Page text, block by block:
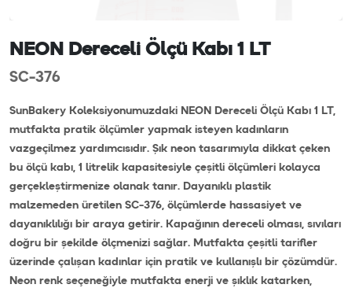
NEON Dereceli Ölçü Kabı 1 LT
SC-376
SunBakery Koleksiyonumuzdaki NEON Dereceli Ölçü Kabı 1 LT,
mutfakta pratik ölçümler yapmak isteyen kadınların
vazgeçilmez yardımcısıdır. Şık neon tasarımıyla dikkat çeken
bu ölçü kabı, 1 litrelik kapasitesiyle çeşitli ölçümleri kolayca
gerçekleştirmenize olanak tanır. Dayanıklı plastik
malzemeden üretilen SC-376, ölçümlerde hassasiyet ve
dayanıklılığı bir araya getirir. Kapağının dereceli olması, sıvıları
doğru bir şekilde ölçmenizi sağlar. Mutfakta çeşitli tarifler
üzerinde çalışan kadınlar için pratik ve kullanışlı bir çözümdür.
Neon renk seçeneğiyle mutfakta enerji ve şıklık katarken,